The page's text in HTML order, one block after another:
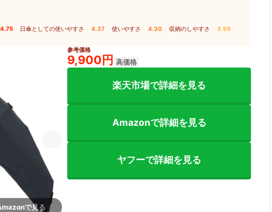
4.75 日傘としての使いやすさ 4.37 使いやすさ 4.30 収納のしやすさ 3.98
で見る
参考価格
9,900円 高価格
楽天市場で詳細を見る
Amazonで詳細を見る
ヤフーで詳細を見る